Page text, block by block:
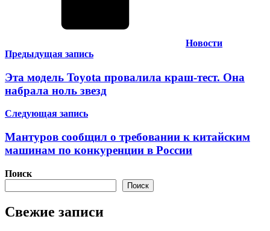
Новости
Навигация
по
записям
Предыдущая запись
Эта модель Toyota провалила краш-тест. Она
набрала ноль звезд
Следующая запись
Мантуров сообщил о требовании к китайским
машинам по конкуренции в России
Поиск
Поиск
Свежие записи